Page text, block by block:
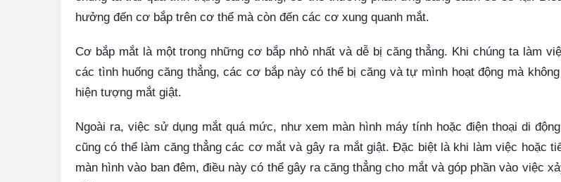
hưởng đến cơ bắp trên cơ thể mà còn đến các cơ xung quanh mắt.
Cơ bắp mắt là một trong những cơ bắp nhỏ nhất và dễ bị căng thẳng. Khi chúng ta làm
các tình huống căng thẳng, các cơ bắp này có thể bị căng và tự mình hoạt động mà
hiện tượng mắt giật.
Ngoài ra, việc sử dụng mắt quá mức, như xem màn hình máy tính hoặc điện thoại di
cũng có thể làm căng thẳng các cơ mắt và gây ra mắt giật. Đặc biệt là khi làm việc hoặc
màn hình vào ban đêm, điều này có thể gây ra căng thẳng cho mắt và góp phần vào việc